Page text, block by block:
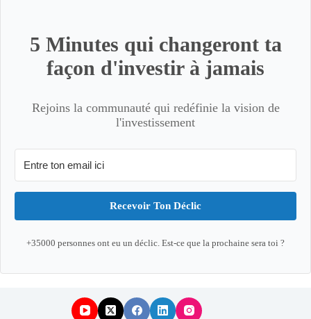
5 Minutes qui changeront ta
façon d'investir à jamais
Rejoins la communauté qui redéfinie la vision de
l'investissement
Recevoir Ton Déclic
+35000 personnes ont eu un déclic. Est-ce que la prochaine sera toi ?